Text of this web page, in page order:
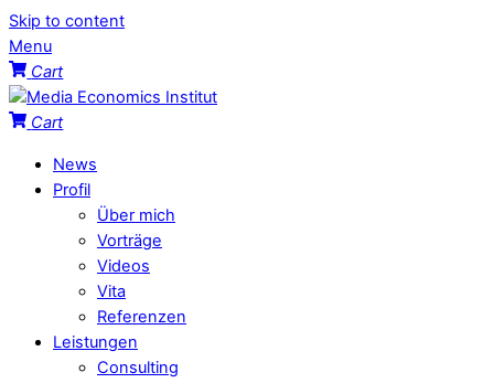
Skip to content
Menu
Cart
Cart
News
Profil
Über mich
Vorträge
Videos
Vita
Referenzen
Leistungen
Consulting